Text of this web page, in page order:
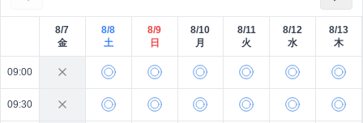
8/7
金
8/8
土
8/9
日
8/10
月
8/11
火
8/12
水
8/13
木
09:00
09:30